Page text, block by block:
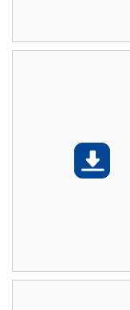
تحميل